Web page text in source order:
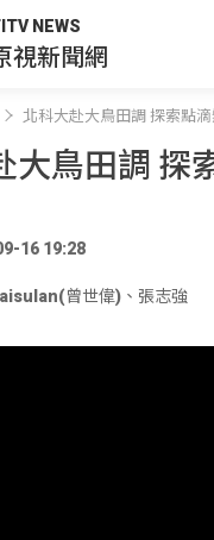
NEWS
視新聞網
北科大赴大鳥田調 探索點滴
大鳥田調 探
16 19:28
曾世偉) 、 張志強